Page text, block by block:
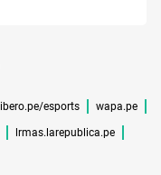
libero.pe/esports wapa.pe
lrmas.larepublica.pe